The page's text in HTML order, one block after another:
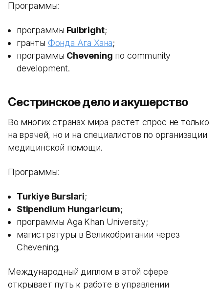
Программы:
программы Fulbright;
гранты Фонда Ага Хана;
программы Chevening по community
development.
Сестринское дело и акушерство
Во многих странах мира растет спрос не только
на врачей, но и на специалистов по организации
медицинской помощи.
Программы:
Turkiye Burslari;
Stipendium Hungaricum;
программы Aga Khan University;
магистратуры в Великобритании через
Chevening.
Международный диплом в этой сфере
открывает путь к работе в управлении